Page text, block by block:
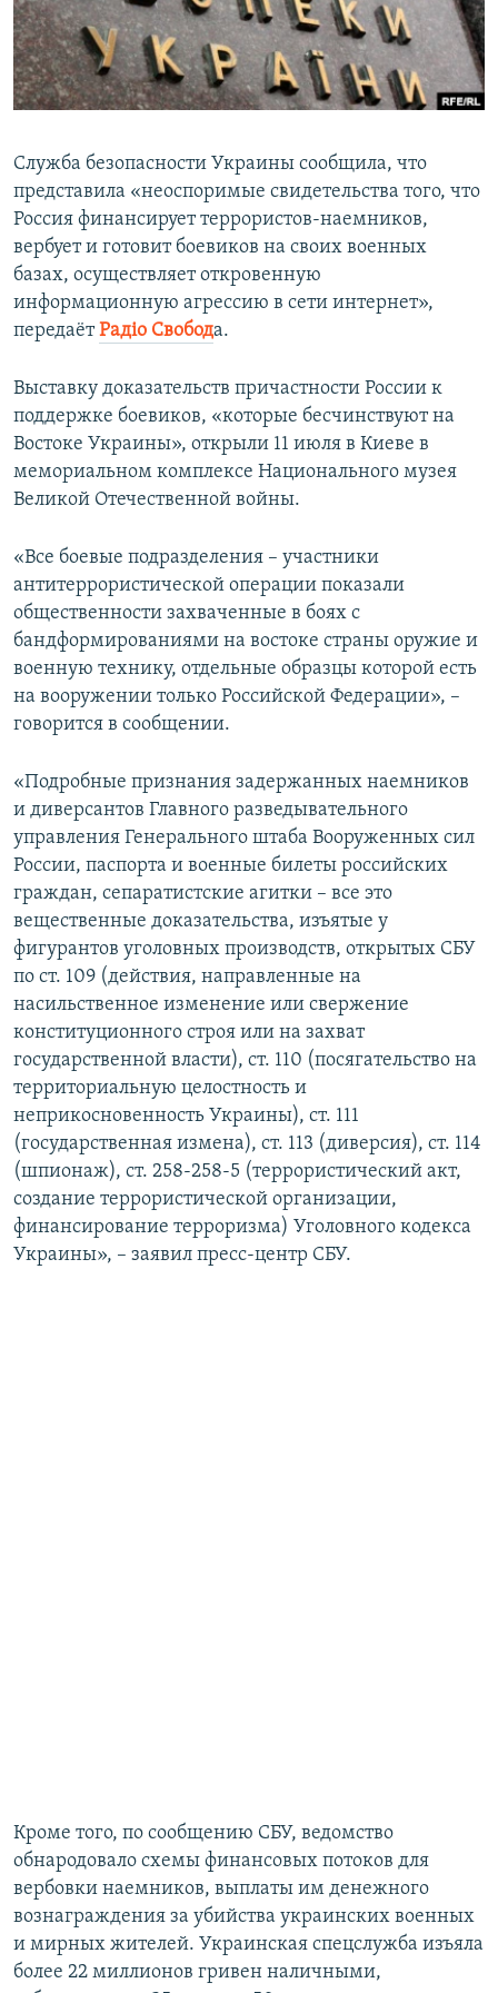
ПОБЕДИТЕЛЕЙ НЕ СУДЯТ?
КРЫМ.НЕПОКОРЕННЫЙ
ELIFBE
ПРИСОЕДИНЯЙТЕСЬ!
Все сайты RFE/RL
Служба безопасности Украины сообщила, что
представила «неоспоримые свидетельства того, что
Россия финансирует террористов-наемников,
вербует и готовит боевиков на своих военных
базах, осуществляет откровенную
информационную агрессию в сети интернет»,
передаётРадіо Свобода.
Выставку доказательств причастности России к
поддержке боевиков, «которые бесчинствуют на
Востоке Украины», открыли 11 июля в Киеве в
мемориальном комплексе Национального музея
Великой Отечественной войны.
«Все боевые подразделения – участники
антитеррористической операции показали
общественности захваченные в боях с
бандформированиями на востоке страны оружие и
военную технику, отдельные образцы которой есть
на вооружении только Российской Федерации», –
говорится в сообщении.
«Подробные признания задержанных наемников
и диверсантов Главного разведывательного
управления Генерального штаба Вооруженных сил
России, паспорта и военные билеты российских
граждан, сепаратистские агитки – все это
вещественные доказательства, изъятые у
фигурантов уголовных производств, открытых СБУ
по ст. 109 (действия, направленные на
насильственное изменение или свержение
конституционного строя или на захват
государственной власти), ст. 110 (посягательство на
территориальную целостность и
неприкосновенность Украины), ст. 111
(государственная измена), ст. 113 (диверсия), ст. 114
(шпионаж), ст. 258-258-5 (террористический акт,
создание террористической организации,
финансирование терроризма) Уголовного кодекса
Украины», – заявил пресс-центр СБУ.
Кроме того, по сообщению СБУ, ведомство
обнародовало схемы финансовых потоков для
вербовки наемников, выплаты им денежного
вознаграждения за убийства украинских военных
и мирных жителей. Украинская спецслужба изъяла
более 22 миллионов гривен наличными,